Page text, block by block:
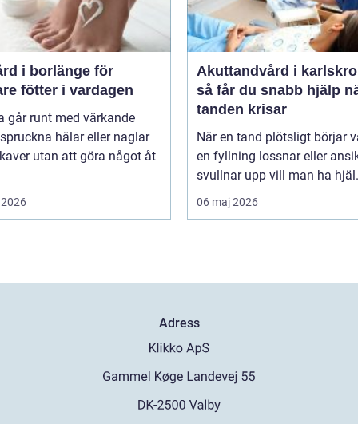
i borlänge för
fötter i vardagen
går runt med värkande
hälar eller naglar
utan att göra något åt
Akuttandvård i
så får du snabb hjälp
tanden krisar
När en tand plötsligt börjar
en fyllning lossnar eller
svullnar upp vill man ha
06 maj 2026
Adress